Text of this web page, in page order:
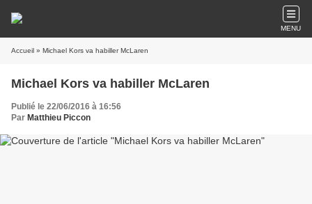
MENU
Accueil » Michael Kors va habiller McLaren
Michael Kors va habiller McLaren
Publié le 22/06/2016 à 16:56
Par Matthieu Piccon